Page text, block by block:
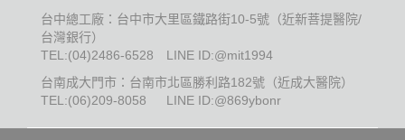
台中總工廠：台中市大里區鐵路街10-5號（近新菩提醫院/
台灣銀行）
TEL:(04)2486-6528
LINE ID:@mit1994
台南成大門市：台南市北區勝利路182號（近成大醫院）
TEL:(06)209-8058 LINE ID:@869ybonr